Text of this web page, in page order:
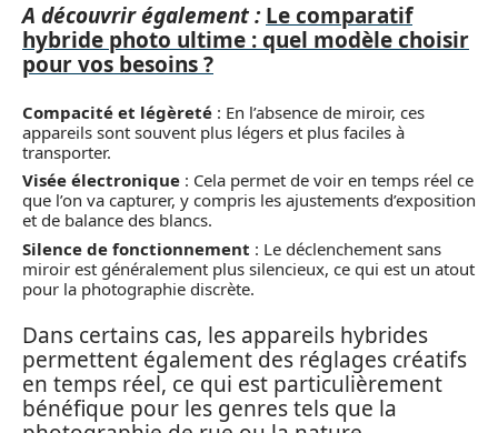
A découvrir également : Le comparatif
hybride photo ultime : quel modèle choisir
pour vos besoins ?
Compacité et légèreté : En l’absence de miroir, ces
appareils sont souvent plus légers et plus faciles à
transporter.
Visée électronique : Cela permet de voir en temps réel ce
que l’on va capturer, y compris les ajustements d’exposition
et de balance des blancs.
Silence de fonctionnement : Le déclenchement sans
miroir est généralement plus silencieux, ce qui est un atout
pour la photographie discrète.
Dans certains cas, les appareils hybrides
permettent également des réglages créatifs
en temps réel, ce qui est particulièrement
bénéfique pour les genres tels que la